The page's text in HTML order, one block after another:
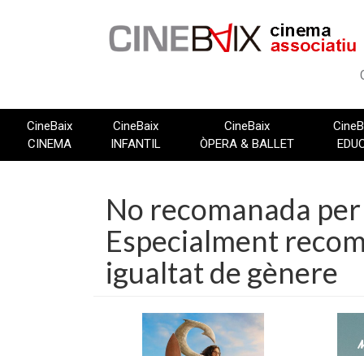
CineBaix
CINEMA
CineBaix
INFANTIL
CineBaix
ÒPERA & BALLET
No recomanada
Especialment
igualtat de gènere